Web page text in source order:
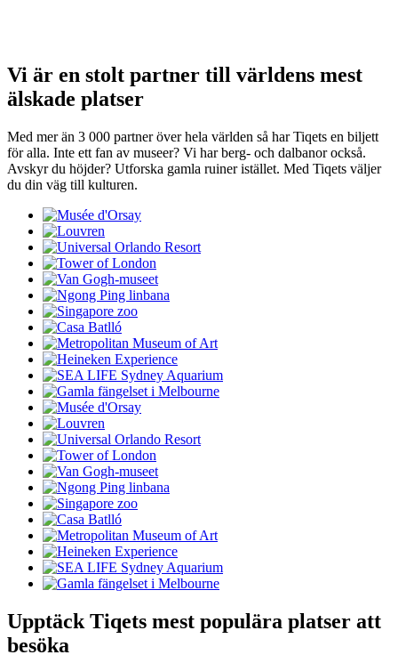
Vi är en stolt partner till världens mest
älskade platser
Med mer än 3 000 partner över hela världen så har Tiqets en biljett
för alla. Inte ett fan av museer? Vi har berg- och dalbanor också.
Avskyr du höjder? Utforska gamla ruiner istället. Med Tiqets väljer
du din väg till kulturen.
Upptäck Tiqets mest populära platser att
besöka